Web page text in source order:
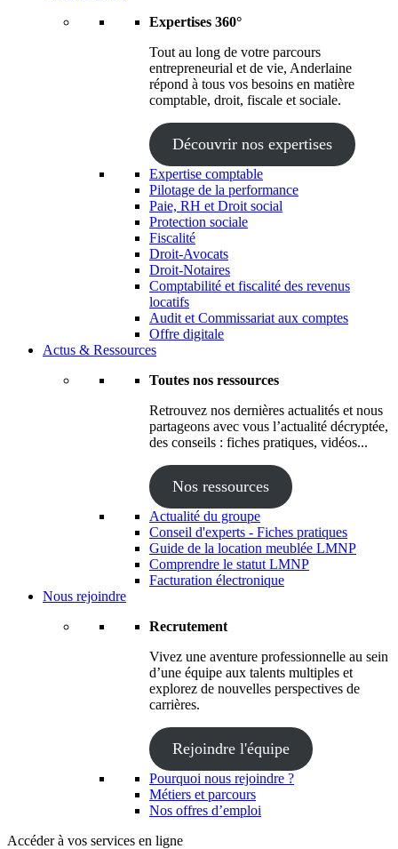
Expertises 360°
Tout au long de votre parcours
entrepreneurial et de vie, Anderlaine
répond à tous vos besoins en matière
comptable, droit, fiscale et sociale.
Découvrir nos expertises
Expertise comptable
Pilotage de la performance
Paie, RH et Droit social
Protection sociale
Fiscalité
Droit-Avocats
Droit-Notaires
Comptabilité et fiscalité des revenus
locatifs
Audit et Commissariat aux comptes
Offre digitale
Actus & Ressources
Toutes nos ressources
Retrouvez nos dernières actualités et nous
partageons avec vous l’actualité décryptée,
des conseils : fiches pratiques, vidéos...
Nos ressources
Actualité du groupe
Conseil d'experts - Fiches pratiques
Guide de la location meublée LMNP
Comprendre le statut LMNP
Facturation électronique
Nous rejoindre
Recrutement
Vivez une aventure professionnelle au sein
d’une équipe aux talents multiples et
explorez de nouvelles perspectives de
carrières.
Rejoindre l'équipe
Pourquoi nous rejoindre ?
Métiers et parcours
Nos offres d’emploi
Accéder à vos services en ligne